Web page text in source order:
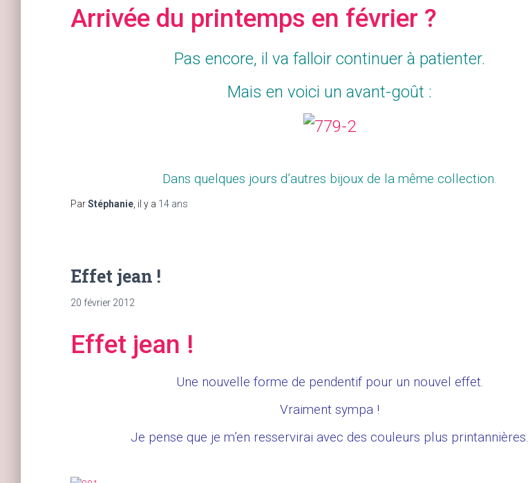
Arrivée du printemps en février ?
Pas encore, il va falloir continuer à patienter.
Mais en voici un avant-goût :
Dans quelques jours d’autres bijoux de la même collection.
ParStéphanie , il y a 14 ans
Effet jean !
20 février 2012
Effet jean !
Une nouvelle forme de pendentif pour un nouvel effet.
Vraiment sympa !
Je pense que je m’en resservirai avec des couleurs plus printannières.